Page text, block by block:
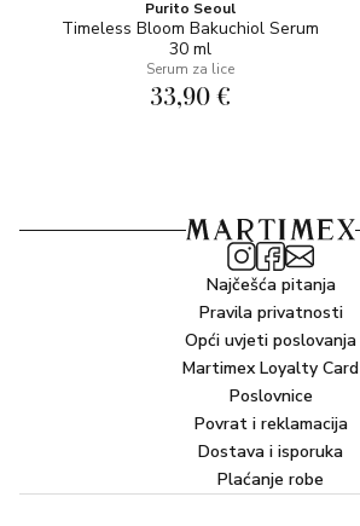
Purito Seoul
Timeless Bloom Bakuchiol Serum
30 ml
Serum za lice
33,90 €
Najčešća pitanja
Pravila privatnosti
Opći uvjeti poslovanja
Martimex Loyalty Card
Poslovnice
Povrat i reklamacija
Dostava i isporuka
Plaćanje robe